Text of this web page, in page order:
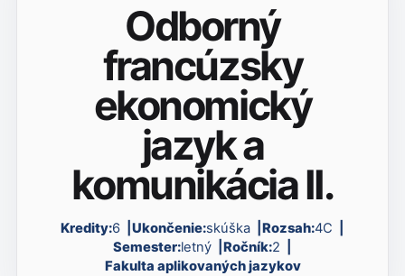
Odborný
francúzsky
ekonomický
jazyk a
komunikácia II.
Kredity:6 Ukončenie:skúška Rozsah:4C
Semester:letný Ročník:2
Fakulta aplikovaných jazykov